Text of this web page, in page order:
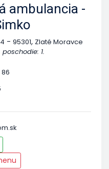
ambulancia -
- 95301, Zlaté Moravce
1.
86